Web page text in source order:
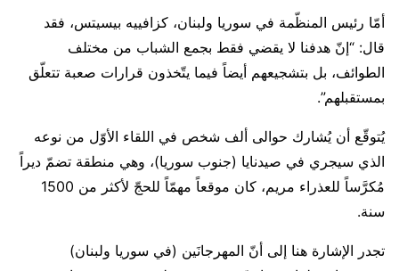
أمّا رئيس المنظّمة في سوريا ولبنان، كزافييه بيسيتس، فقد
قال: “إنّ هدفنا لا يقضي فقط بجمع الشباب من مختلف
الطوائف، بل بتشجيعهم أيضاً فيما يتّخذون قرارات صعبة تتعلّق
بمستقبلهم”.
يُتوقّع أن يُشارك حوالى ألف شخص في اللقاء الأوّل من نوعه
الذي سيجري في صيدنايا (جنوب سوريا)، وهي منطقة تضمّ ديراً
مُكرَّساً للعذراء مريم، كان موقعاً مهمّاً للحجّ لأكثر من 1500
سنة.
تجدر الإشارة هنا إلى أنّ المهرجانَين (في سوريا ولبنان)